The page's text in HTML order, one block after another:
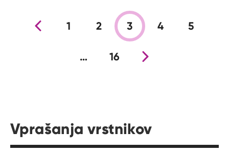
Prejšnja stran
1 2 3 4 5
… 16Nova stran
Vprašanja vrstnikov